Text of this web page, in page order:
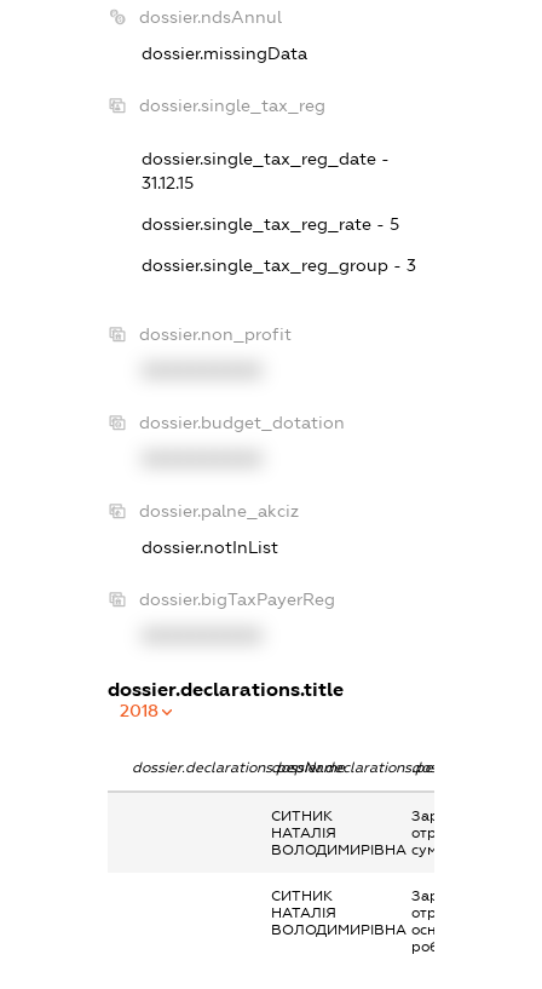
dossier.ndsAnnul
dossier.missingData
dossier.single_tax_reg
dossier.single_tax_reg_date -
31.12.15
dossier.single_tax_reg_rate - 5
dossier.single_tax_reg_group - 3
dossier.non_profit
dossier.budget_dotation
dossier.palne_akciz
dossier.notInList
dossier.bigTaxPayerReg
dossier.declarations.title
2018
dossier.declarations.pepNamedossier.declarations.personName
СИТНИК
НАТАЛІЯ
ВОЛОДИМИРІВНА
Заробітна плата
отримана за
сумісництвом
СИТНИК
НАТАЛІЯ
ВОЛОДИМИРІВНА
Заробітна плата
отримана за
основним місцем
роботи